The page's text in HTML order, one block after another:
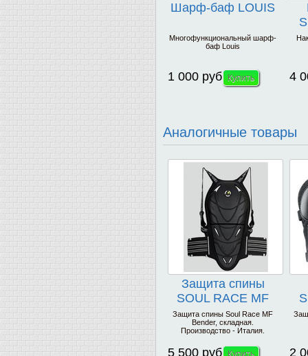
Шарф-баф LOUIS
Многофункциональный шарф-
баф Louis
1 000 руб 4
Аналогичные товары
Защита спины
SOUL RACE MF
Bender
Защита спины Soul Race MF
Bender, складная.
Производство - Италия.
5 500 руб 2